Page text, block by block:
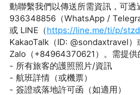
動聯繫我們以傳送所需資訊，可
936348856（WhatsApp /
或 LINE（https://line.me/ti/p/
KakaoTalk（ID: @sondaxtravel）
Zalo（+84964370621）。需提供
- 所有旅客的護照照片/資訊
- 航班詳情（或機票）
- 簽證或落地許可函（如適用）